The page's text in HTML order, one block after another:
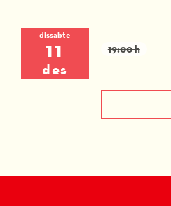
dissabte
11
des
19:00 h